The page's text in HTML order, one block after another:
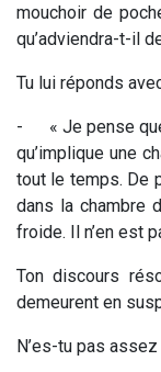
mouchoir de
qu’adviendra-t-il
Tu lui réponds
-
« Je pense
qu’implique une
tout le temps. De
dans la chambre
froide. Il n’en est
Ton discours
demeurent en
N’es-tu pas